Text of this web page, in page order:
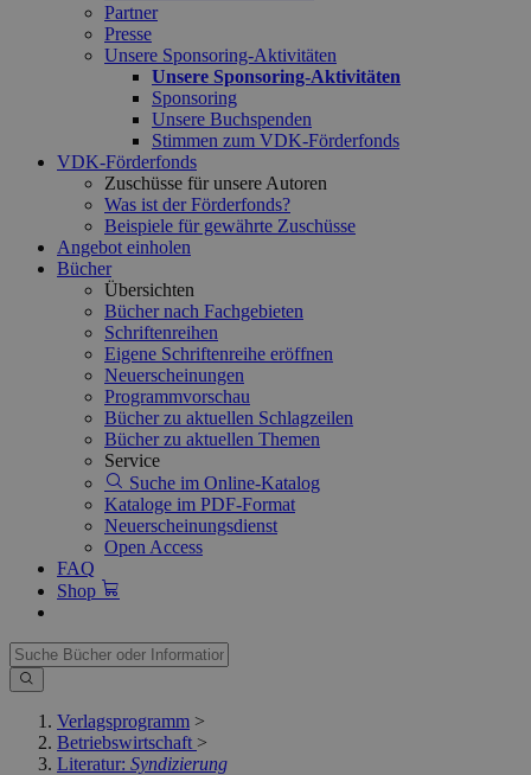
Partner
Presse
Unsere Sponsoring-Aktivitäten
Unsere Sponsoring-Aktivitäten
Sponsoring
Unsere Buchspenden
Stimmen zum VDK-Förderfonds
VDK-Förderfonds
Zuschüsse für unsere Autoren
Was ist der Förderfonds?
Beispiele für gewährte Zuschüsse
Angebot einholen
Bücher
Übersichten
Bücher nach Fachgebieten
Schriftenreihen
Eigene Schriftenreihe eröffnen
Neuerscheinungen
Programmvorschau
Bücher zu aktuellen Schlagzeilen
Bücher zu aktuellen Themen
Service
Suche im Online-Katalog
Kataloge im PDF-Format
Neuerscheinungsdienst
Open Access
FAQ
Shop
Verlagsprogramm >
Betriebswirtschaft >
Literatur: Syndizierung